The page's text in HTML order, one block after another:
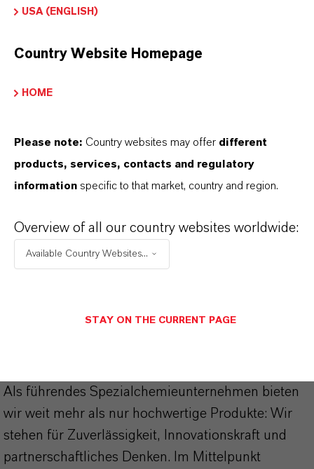
PRODUKTINFORMATIONEN
PRODUKTANWENDUNGEN
Als führendes Spezialchemieunternehmen bieten
wir weit mehr als nur hochwertige Produkte: Wir
stehen für Zuverlässigkeit, Innovationskraft und
partnerschaftliches Denken. Im Mittelpunkt
USA (ENGLISH)
Country Website Homepage
HOME
Please note: Country websites may offer different
products, services, contacts and regulatory
information specific to that market, country and region.
Overview of all our country websites worldwide:
Available Country Websites...
STAY ON THE CURRENT PAGE